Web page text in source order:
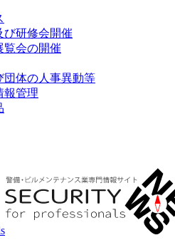
び研修会開催
覧会の開催
団体の人事異動等
報管理